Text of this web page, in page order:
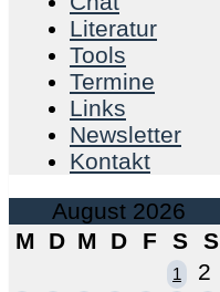
Literatur
Tools
Termine
Links
Newsletter
Kontakt
August 2026
M
D M D F S S
1 2